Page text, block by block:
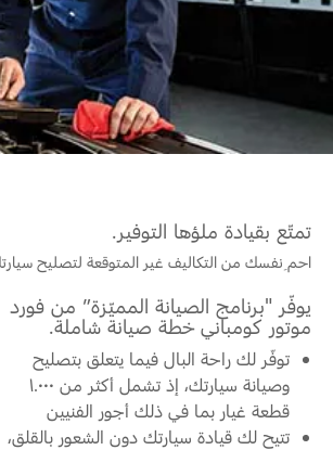
لبنان
سلطنة
عمان
قطر
‫المملكة
البحث عن الوكيل
فورد بروتكت
خطة الخدمات الممتدة
إصلاح أضرار الحوادث
القسائم والخصومات الخاصة بالصيانة
الإطارات
خدمات فورد
خدمة الفرامل
خدمة البطارية
تغيير زيت
تغيير الفلاتر
الضمان و التأمين
تمتّع بقيادة ملؤها التوفير.
احمِ نفسك من التكاليف غير المتوقعة لتصليح
يوفّر "برنامج الصيانة المميّزة” من فورد
موتور كومباني خطة صيانة شاملة.
توفّر لك راحة البال فيما يتعلق بتصليح
وصيانة سيارتك، إذ تشمل أكثر من ١.٠٠٠
قطعة غيار بما في ذلك أجور الفنيين
تتيح لك قيادة سيارتك دون الشعور بالقلق،